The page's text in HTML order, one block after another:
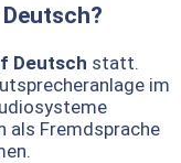
Deutsch statt.
im
als Fremdsprache